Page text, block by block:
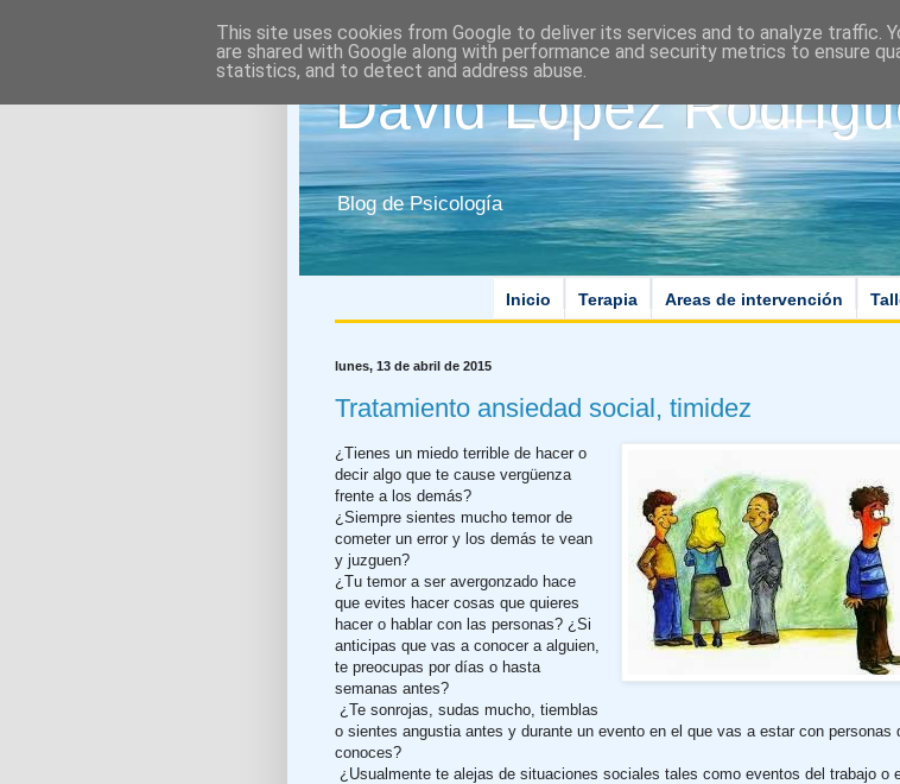
David López
Blog de Psicología
Inicio Terapia Areas de intervención
lunes, 13 de abril de 2015
Tratamiento ansiedad social, timidez
¿Tienes un miedo terrible de hacer o
decir algo que te cause vergüenza
frente a los demás?
¿Siempre sientes mucho temor de
cometer un error y los demás te vean
y juzguen?
¿Tu temor a ser avergonzado hace
que evites hacer cosas que quieres
hacer o hablar con las personas? ¿Si
anticipas que vas a conocer a alguien,
te preocupas por días o hasta
semanas antes?
¿Te sonrojas, sudas mucho, tiemblas
o sientes angustia antes y durante un evento en el que vas a estar con personas
conoces?
¿Usualmente te alejas de situaciones sociales tales como eventos del trabajo o
This site uses cookies from Google to deliver its services and to analyze traffic.
are shared with Google along with performance and security metrics to ensure
statistics, and to detect and address abuse.